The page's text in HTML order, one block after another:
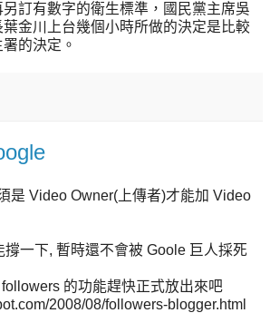
訂有數字的衛生標準，國民黨主席吳
金川上台幾個小時所做的決定是比較
的決定。
是 Video Owner(上傳者)才能加 Video
撐一下, 暫時還不會被 Goole 巨人採死
的功能趕快正式放出來吧
2008/08/followers-blogger.html